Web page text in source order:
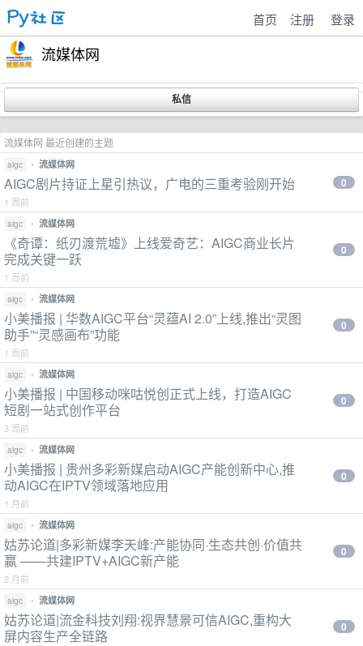
首页 注册 登录
流媒体网
流媒体网 最近创建的主题
aigc • 流媒体网
AIGC剧片持证上星引热议，广电的三重考验刚开始
1 周前
0
aigc • 流媒体网
《奇谭：纸刃渡荒墟》上线爱奇艺：AIGC商业长片
完成关键一跃
1 周前
0
aigc • 流媒体网
小美播报 | 华数AIGC平台“灵蕴AI 2.0”上线,推出“灵图
助手”“灵感画布”功能
1 周前
0
aigc • 流媒体网
小美播报 | 中国移动咪咕悦创正式上线，打造AIGC
短剧一站式创作平台
3 周前
0
aigc • 流媒体网
小美播报 | 贵州多彩新媒启动AIGC产能创新中心,推
动AIGC在IPTV领域落地应用
1 月前
0
aigc • 流媒体网
姑苏论道|多彩新媒李天峰:产能协同·生态共创·价值共
赢 ——共建IPTV+AIGC新产能
2 月前
0
aigc • 流媒体网
姑苏论道|流金科技刘翔:视界慧景可信AIGC,重构大
屏内容生产全链路
0